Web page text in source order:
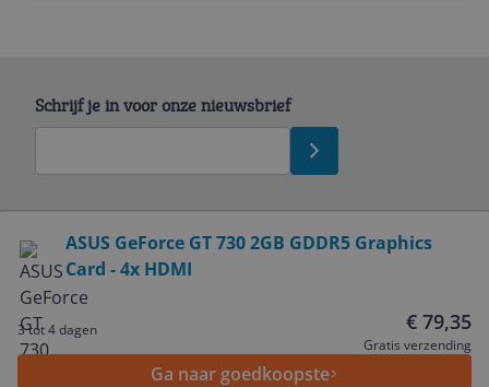
ASUS GeForce GT 730 2GB GDDR5 Graphics
Card - 4x HDMI
3 tot 4 dagen € 79,35
Gratis verzending
Ga naar goedkoopste
Schrijf je in voor onze nieuwsbrief
Service
Algemeen